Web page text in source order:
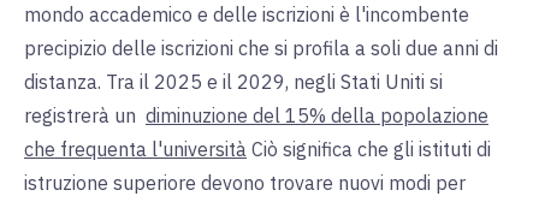
mondo accademico e delle iscrizioni è l'incombente
precipizio delle iscrizioni che si profila a soli due anni di
distanza. Tra il 2025 e il 2029, negli Stati Uniti si
registrerà un diminuzione del 15% della popolazione
che frequenta l'università Ciò significa che gli istituti di
istruzione superiore devono trovare nuovi modi per